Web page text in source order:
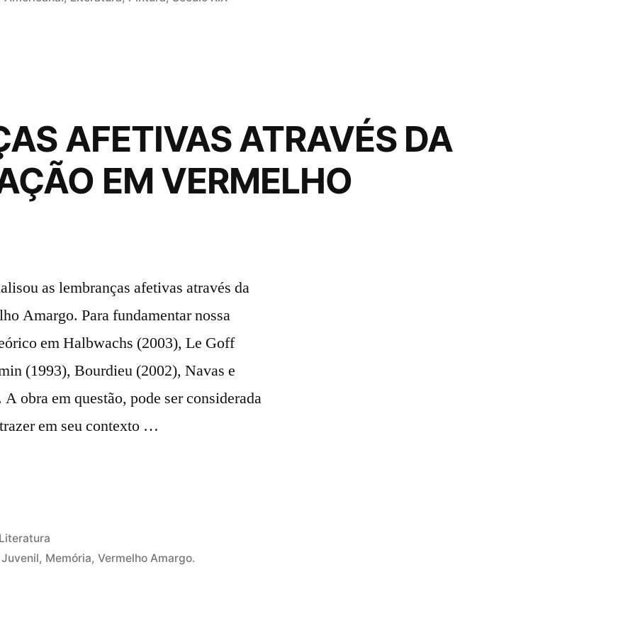
AFETIVAS ATRAVÉS DA
EM VERMELHO
as lembranças afetivas através da
Amargo. Para fundamentar nossa
em Halbwachs (2003), Le Goff
(1993), Bourdieu (2002), Navas e
obra em questão, pode ser considerada
em seu contexto …
Publicado
Literatura
, Memória,Vermelho Amargo.